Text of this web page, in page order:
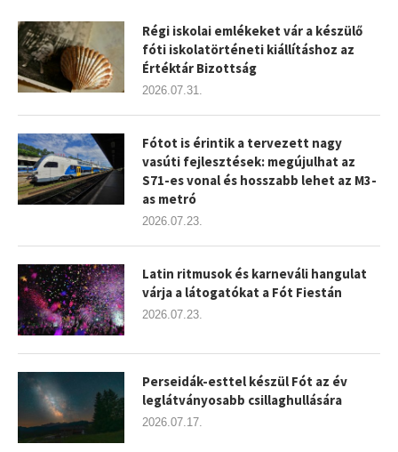
Régi iskolai emlékeket vár a készülő
fóti iskolatörténeti kiállításhoz az
Értéktár Bizottság
2026.07.31.
Fótot is érintik a tervezett nagy
vasúti fejlesztések: megújulhat az
S71-es vonal és hosszabb lehet az M3-
as metró
2026.07.23.
Latin ritmusok és karneváli hangulat
várja a látogatókat a Fót Fiestán
2026.07.23.
Perseidák-esttel készül Fót az év
leglátványosabb csillaghullására
2026.07.17.